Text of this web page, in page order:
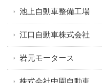
池上自動車整備工場
江口自動車株式会社
岩元モータース